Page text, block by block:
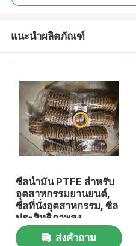
แนะนำผลิตภัณฑ์
ซีลน้ำมัน PTFE สำหรับ
อุตสาหกรรมยานยนต์,
ซีลที่นั่งอุตสาหกรรม, ซีล
ประสิทธิภาพสูง
ส่งคำถาม